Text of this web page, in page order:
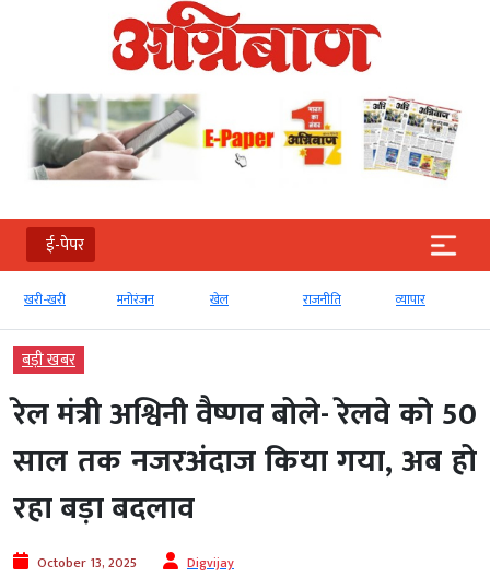
ई-पेपर
खरी-खरी मनोरंजन खेल राजनीति व्‍यापार
बड़ी खबर
रेल मंत्री अश्विनी वैष्णव बोले- रेलवे को 50
साल तक नजरअंदाज किया गया, अब हो
रहा बड़ा बदलाव
October 13, 2025 Digvijay